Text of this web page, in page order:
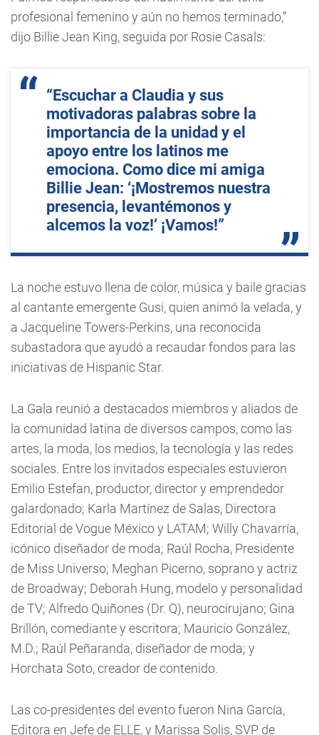
profesional femenino y aún no hemos terminado,”
dijo Billie Jean King, seguida por Rosie Casals:
“Escuchar a Claudia y sus
motivadoras palabras sobre la
importancia de la unidad y el
apoyo entre los latinos me
emociona. Como dice mi amiga
Billie Jean: ‘¡Mostremos nuestra
presencia, levantémonos y
alcemos la voz!’ ¡Vamos!”
La noche estuvo llena de color, música y baile gracias
al cantante emergente Gusi, quien animó la velada, y
a Jacqueline Towers-Perkins, una reconocida
subastadora que ayudó a recaudar fondos para las
iniciativas de Hispanic Star.
La Gala reunió a destacados miembros y aliados de
la comunidad latina de diversos campos, como las
artes, la moda, los medios, la tecnología y las redes
sociales. Entre los invitados especiales estuvieron
Emilio Estefan, productor, director y emprendedor
galardonado; Karla Martínez de Salas, Directora
Editorial de Vogue México y LATAM; Willy Chavarría,
icónico diseñador de moda; Raúl Rocha, Presidente
de Miss Universo; Meghan Picerno, soprano y actriz
de Broadway; Deborah Hung, modelo y personalidad
de TV; Alfredo Quiñones (Dr. Q), neurocirujano; Gina
Brillón, comediante y escritora; Mauricio González,
M.D.; Raúl Peñaranda, diseñador de moda; y
Horchata Soto, creador de contenido.
Las co-presidentes del evento fueron Nina García,
Editora en Jefe de ELLE, y Marissa Solis, SVP de